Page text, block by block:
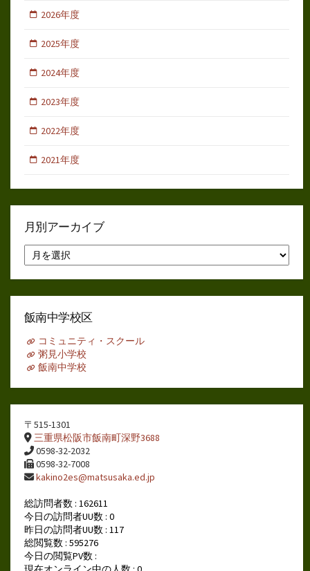
2026年度
2025年度
2024年度
2023年度
2022年度
2021年度
月別アーカイブ
別
ア
イ
飯南中学校区
コミュニティ・スクール
粥見小学校
飯南中学校
〒515-1301
三重県松阪市飯南町深野3688
0598-32-2032
0598-32-7008
kakino2es@matsusaka.ed.jp
総訪問者数 : 162611
今日の訪問者UU数 : 0
昨日の訪問者UU数 : 117
総閲覧数 : 595276
今日の閲覧PV数 :